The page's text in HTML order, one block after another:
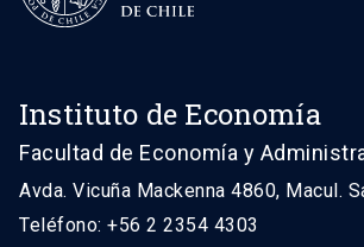
Instituto de Economía
Facultad de Economía y
Avda. Vicuña Mackenna 4860, Macul.
Teléfono: +56 2 2354 4303